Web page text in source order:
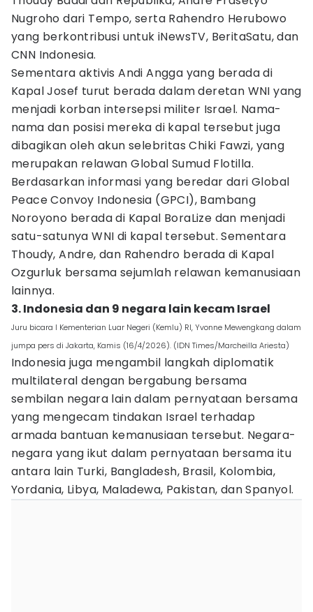
Nugroho dari Tempo, serta Rahendro Herubowo
yang berkontribusi untuk iNewsTV, BeritaSatu, dan
CNN Indonesia.
Sementara aktivis Andi Angga yang berada di
Kapal Josef turut berada dalam deretan WNI yang
menjadi korban intersepsi militer Israel. Nama-
nama dan posisi mereka di kapal tersebut juga
dibagikan oleh akun selebritas Chiki Fawzi, yang
merupakan relawan Global Sumud Flotilla.
Berdasarkan informasi yang beredar dari Global
Peace Convoy Indonesia (GPCI), Bambang
Noroyono berada di Kapal BoraLize dan menjadi
satu-satunya WNI di kapal tersebut. Sementara
Thoudy, Andre, dan Rahendro berada di Kapal
Ozgurluk bersama sejumlah relawan kemanusiaan
lainnya.
3. Indonesia dan 9 negara lain kecam Israel
Juru bicara I Kementerian Luar Negeri (Kemlu) RI, Yvonne Mewengkang dalam
jumpa pers di Jakarta, Kamis (16/4/2026). (IDN Times/Marcheilla Ariesta)
Indonesia juga mengambil langkah diplomatik
multilateral dengan bergabung bersama
sembilan negara lain dalam pernyataan bersama
yang mengecam tindakan Israel terhadap
armada bantuan kemanusiaan tersebut. Negara-
negara yang ikut dalam pernyataan bersama itu
antara lain Turki, Bangladesh, Brasil, Kolombia,
Yordania, Libya, Maladewa, Pakistan, dan Spanyol.